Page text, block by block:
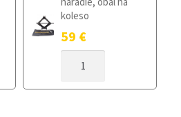
koleso
59 €
DOJAZDOVÉ